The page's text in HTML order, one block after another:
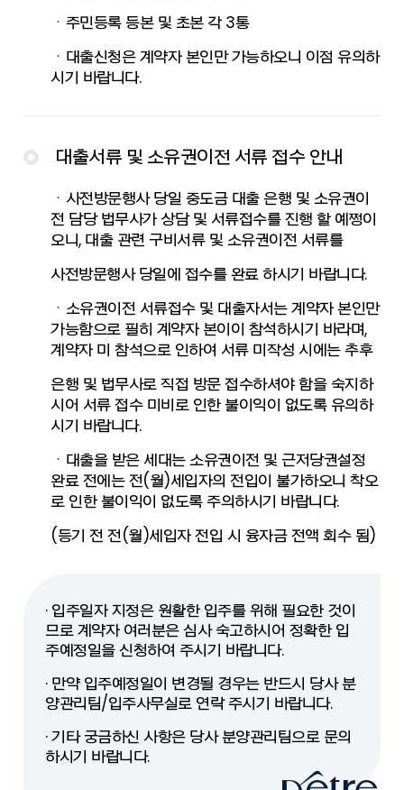
ㆍ주민등록 등본 및 초본 각 3통
ㆍ대출신청은 계약자 본인만 가능하오니 이점 유의하
시기 바랍니다.
대출서류 및 소유권이전 서류 접수 안내
ㆍ사전방문행사 당일 중도금 대출 은행 및 소유권이
전 담당 법무사가 상담 및 서류접수를 진행 할 예쩡이
오니, 대출 관련 구비서류 및 소유권이전 서류를
사전방문행사 당일에 접수를 완료 하시기 바랍니다.
ㆍ소유권이전 서류접수 및 대출자서는 계약자 본인만
가능함으로 필히 계약자 본이이 참석하시기 바라며,
계약자 미 참석으로 인하여 서류 미작성 시에는 추후
은행 및 법무사로 직접 방문 접수하셔야 함을 숙지하
시어 서류 접수 미비로 인한 불이익이 없도록 유의하
시기 바랍니다.
ㆍ대출을 받은 세대는 소유권이전 및 근저당권설정
완료 전에는 전(월)세입자의 전입이 불가하오니 착오
로 인한 불이익이 없도록 주의하시기 바랍니다.
(등기 전 전(월)세입자 전입 시 융자금 전액 회수 됨)
· 입주일자 지정은 원활한 입주를 위해 필요한 것이
므로 계약자 여러분은 심사 숙고하시어 정확한 입
주예정일을 신청하여 주시기 바랍니다.
· 만약 입주예정일이 변경될 경우는 반드시 당사 분
양관리팀/입주사무실로 연락 주시기 바랍니다.
· 기타 궁금하신 사항은 당사 분양관리팀으로 문의
하시기 바랍니다.